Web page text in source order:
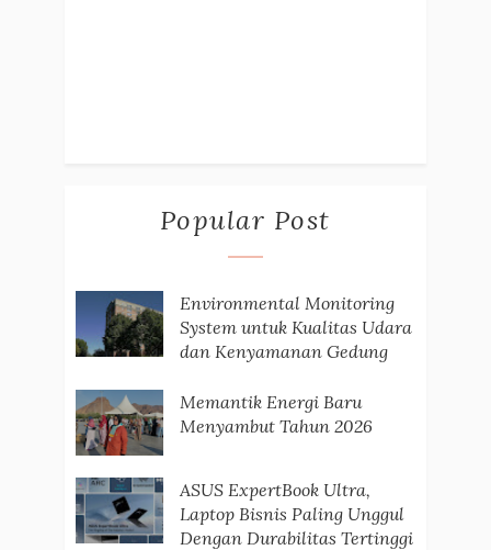
Popular Post
Environmental Monitoring
System untuk Kualitas Udara
dan Kenyamanan Gedung
Memantik Energi Baru
Menyambut Tahun 2026
ASUS ExpertBook Ultra,
Laptop Bisnis Paling Unggul
Dengan Durabilitas Tertinggi